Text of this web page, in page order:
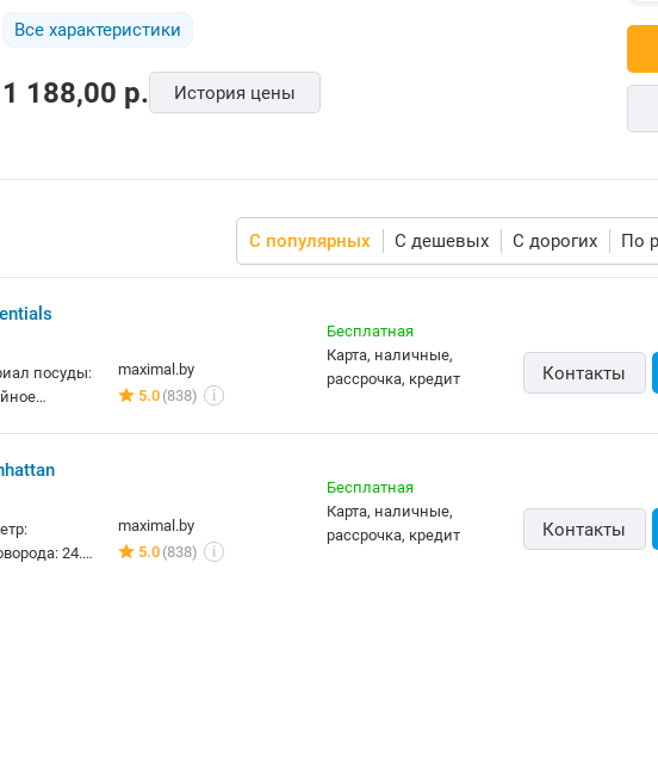
Все характеристики
1 188,00 p. История цены
С популярных С дешевых С дорогих По
посуды:
maximal.by
5.0 (838) i
Бесплатная
карта, наличные,
рассрочка, кредит
Контакты
24.
maximal.by
5.0 (838) i
Бесплатная
карта, наличные,
рассрочка, кредит
Контакты